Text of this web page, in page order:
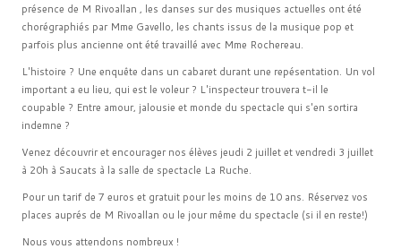
présence de M Rivoallan , les danses sur des musiques actuelles ont été
chorégraphiés par Mme Gavello, les chants issus de la musique pop et
parfois plus ancienne ont été travaillé avec Mme Rochereau.
L'histoire ? Une enquête dans un cabaret durant une repésentation. Un vol
important a eu lieu, qui est le voleur ? L'inspecteur trouvera t-il le
coupable ? Entre amour, jalousie et monde du spectacle qui s'en sortira
indemne ?
Venez découvrir et encourager nos élèves jeudi 2 juillet et vendredi 3 juillet
à 20h à Saucats à la salle de spectacle La Ruche.
Pour un tarif de 7 euros et gratuit pour les moins de 10 ans. Réservez vos
places auprés de M Rivoallan ou le jour même du spectacle (si il en reste!)
Nous vous attendons nombreux !